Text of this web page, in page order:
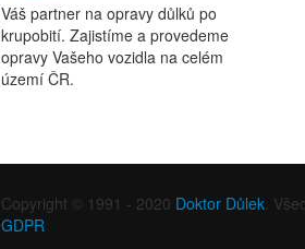
Váš partner na opravy důlků po
krupobití. Zajistíme a provedeme
opravy Vašeho vozidla na celém
území ČR.
Copyright © 1991 - 2020 Doktor Důlek .
GDPR